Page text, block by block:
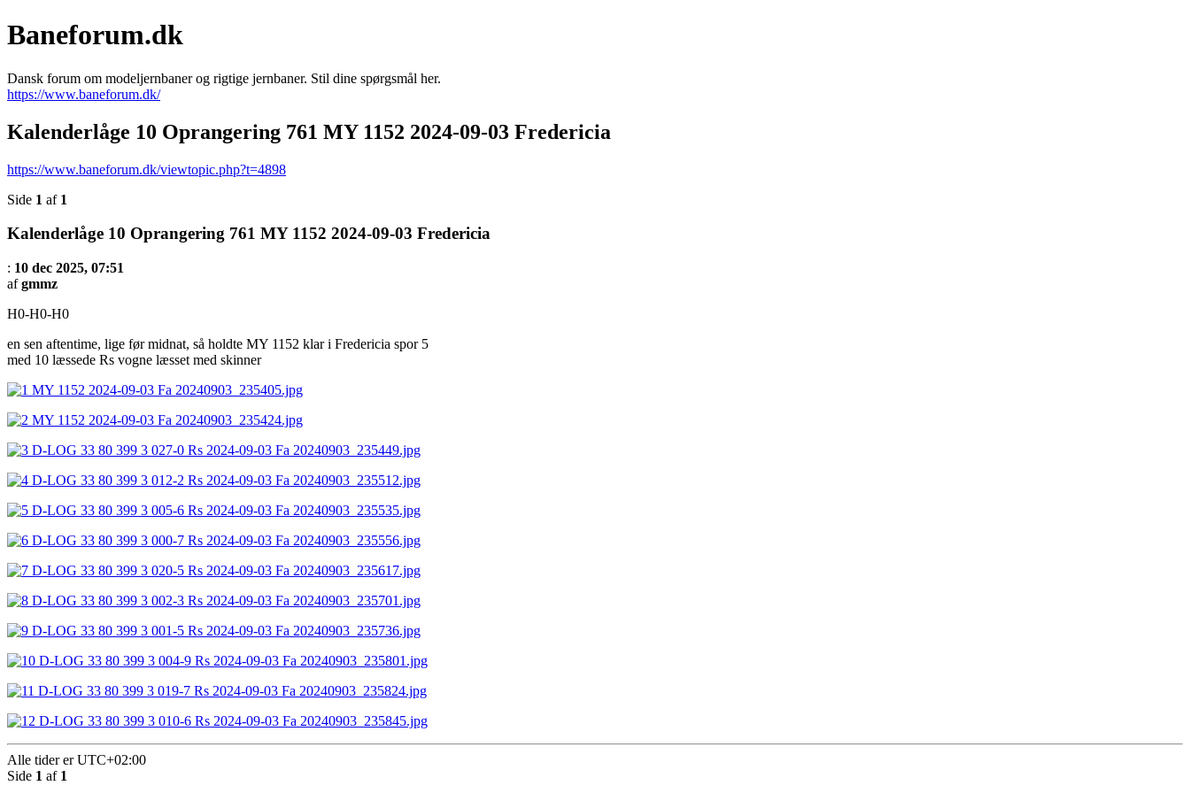
Baneforum.dk
Dansk forum om modeljernbaner og rigtige jernbaner. Stil dine spørgsmål her.
https://www.baneforum.dk/
Kalenderlåge 10 Oprangering 761 MY 1152 2024-09-03 Fredericia
https://www.baneforum.dk/viewtopic.php?t=4898
Side 1 af 1
Kalenderlåge 10 Oprangering 761 MY 1152 2024-09-03 Fredericia
: 10 dec 2025, 07:51
afgmmz
H0-H0-H0
en sen aftentime, lige før midnat, så holdte MY 1152 klar i Fredericia spor 5
med 10 læssede Rs vogne læsset med skinner
Alle tider erUTC+02:00
Side 1 af 1